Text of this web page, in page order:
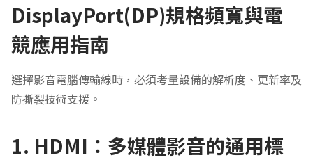
DisplayPort(DP)規格頻寬與電
競應用指南
選擇影音電腦傳輸線時，必須考量設備的解析度、更新率及
防撕裂技術支援。
1. HDMI：多媒體影音的通用標